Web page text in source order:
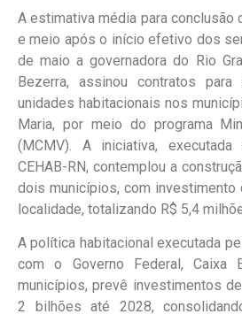
A estimativa média para conclusão
e meio após o início efetivo dos
de maio a governadora do Rio
Bezerra, assinou contratos
unidades habitacionais nos
Maria, por meio do programa
(MCMV). A iniciativa,
CEHAB-RN, contemplou a
dois municípios, com investimento
localidade, totalizando R$ 5,4
A política habitacional executada
com o Governo Federal, Caixa
municípios, prevê investimentos
2 bilhões até 2028,